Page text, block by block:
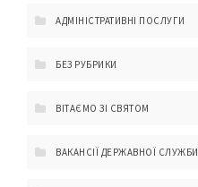
АДМІНІСТРАТИВНІ ПОСЛУГИ
БЕЗ РУБРИКИ
ВІТАЄМО ЗІ СВЯТОМ
ВАКАНСІЇ ДЕРЖАВНОЇ СЛУЖБИ